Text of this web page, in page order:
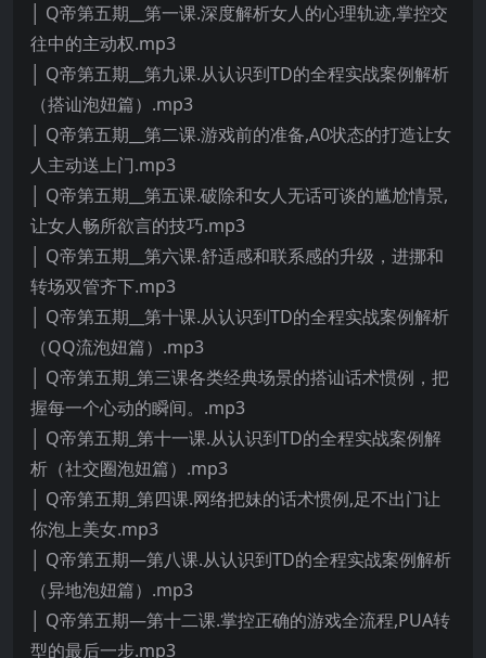
│ Q帝第五期__第一课.深度解析女人的心理轨迹,掌控交
往中的主动权.mp3
│ Q帝第五期__第九课.从认识到TD的全程实战案例解析
（搭讪泡妞篇）.mp3
│ Q帝第五期__第二课.游戏前的准备,A0状态的打造让女
人主动送上门.mp3
│ Q帝第五期__第五课.破除和女人无话可谈的尴尬情景,
让女人畅所欲言的技巧.mp3
│ Q帝第五期__第六课.舒适感和联系感的升级，进挪和
转场双管齐下.mp3
│ Q帝第五期__第十课.从认识到TD的全程实战案例解析
（QQ流泡妞篇）.mp3
│ Q帝第五期_第三课各类经典场景的搭讪话术惯例，把
握每一个心动的瞬间。.mp3
│ Q帝第五期_第十一课.从认识到TD的全程实战案例解
析（社交圈泡妞篇）.mp3
│ Q帝第五期_第四课.网络把妹的话术惯例,足不出门让
你泡上美女.mp3
│ Q帝第五期—第八课.从认识到TD的全程实战案例解析
（异地泡妞篇）.mp3
│ Q帝第五期—第十二课.掌控正确的游戏全流程,PUA转
型的最后一步.mp3